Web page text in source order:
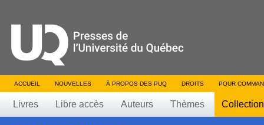
ACCUEIL NOUVELLES À PROPOS DES PUQ DROITS POUR
Livres Libre accès Auteurs Thèmes